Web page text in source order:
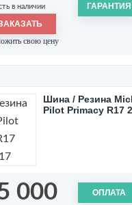
в наличии
свою цену
ГАРАНТИЯ
Шина / Резина
Pilot Primacy R17
000
ОПЛАТА